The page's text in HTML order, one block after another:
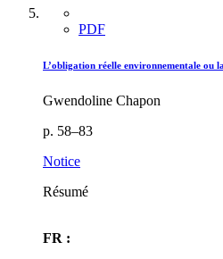
PDF
L’obligation réelle environnementale ou
Gwendoline Chapon
p. 58–83
Notice
Résumé
FR :